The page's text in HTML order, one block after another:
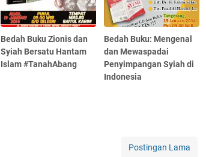
Bedah Buku Zionis dan
Syiah Bersatu Hantam
Islam #TanahAbang
Bedah Buku: Mengenal
dan Mewaspadai
Penyimpangan Syiah di
Indonesia
Postingan Lama